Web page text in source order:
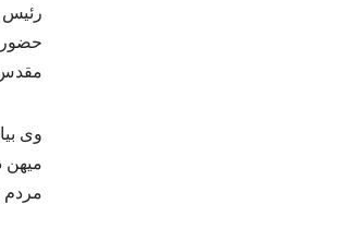
رئیس
حضور
مقدس بیش از ۳ هزار شهید، ۸
وی
میهن
مردم قزوین در شامگاه